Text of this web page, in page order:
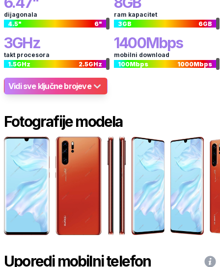
dijagonala
4.5" 6"
ram kapacitet
3GB 6GB
3GHz
takt procesora
1.5GHz 2.5GHz
1400Mbps
mobilni download
100Mbps 1000Mbps
Vidi sve ključne brojeve
Fotografije modela
Uporedi mobilni telefon